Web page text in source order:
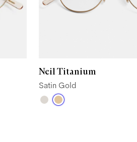
Neil Titanium
Satin Gold